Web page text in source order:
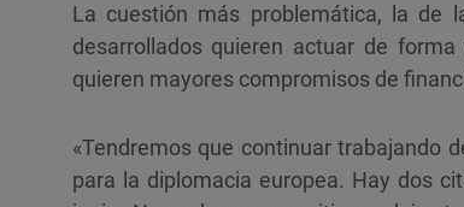
La cuestión más problemática, la de
desarrollados quieren actuar de
quieren mayores compromisos de
«Tendremos que continuar trabajando
para la diplomacia europea. Hay dos